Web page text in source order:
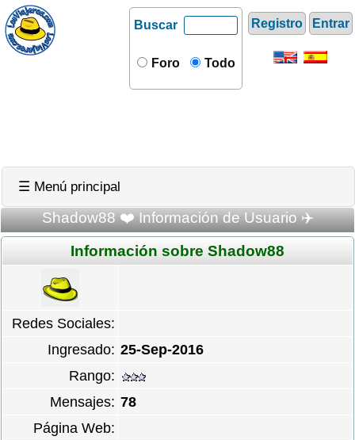
Registro Entrar
Buscar
Foro Todo
☰ Menú principal
Shadow88 ❤️ Información de Usuario ✈️
Información sobre Shadow88
Redes Sociales:
Ingresado: 25-Sep-2016
Rango:
Mensajes: 78
Página Web: